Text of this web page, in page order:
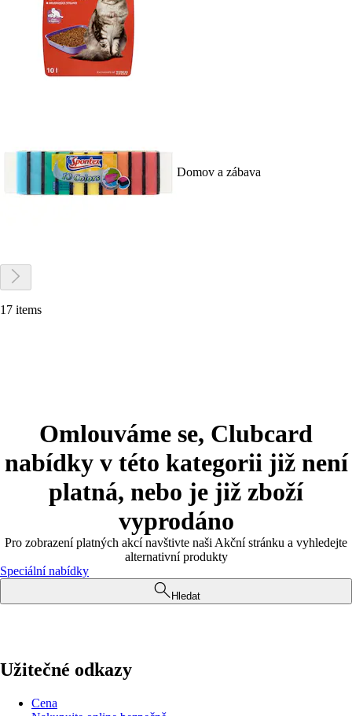
Domov a zábava
17 items
Omlouváme se, Clubcard
nabídky v této kategorii již není
platná, nebo je již zboží
vyprodáno
Pro zobrazení platných akcí navštivte naši Akční stránku a vyhledejte
alternativní produkty
Speciální nabídky
Hledat
Užitečné odkazy
Cena